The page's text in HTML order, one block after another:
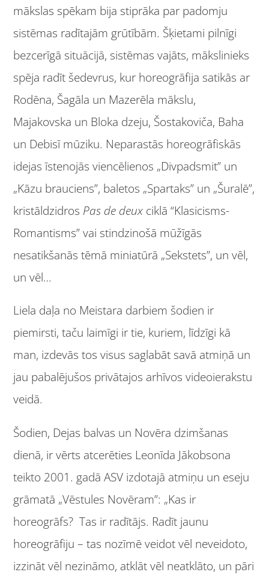
mākslas spēkam bija stiprāka par padomju
sistēmas radītajām grūtībām. Šķietami pilnīgi
bezcerīgā situācijā, sistēmas vajāts, mākslinieks
spēja radīt šedevrus, kur horeogrāfija satikās ar
Rodēna, Šagāla un Mazerēla mākslu,
Majakovska un Bloka dzeju, Šostakoviča, Baha
un Debisī mūziku. Neparastās horeogrāfiskās
idejas īstenojās viencēlienos „Divpadsmit” un
„Kāzu brauciens”, baletos „Spartaks” un „Šuralē”,
kristāldzidros Pas de deux ciklā “Klasicisms-
Romantisms” vai stindzinošā mūžīgās
nesatikšanās tēmā miniatūrā „Sekstets”, un vēl,
un vēl…
Liela daļa no Meistara darbiem šodien ir
piemirsti, taču laimīgi ir tie, kuriem, līdzīgi kā
man, izdevās tos visus saglabāt savā atmiņā un
jau pabalējušos privātajos arhīvos videoierakstu
veidā.
Šodien, Dejas balvas un Novēra dzimšanas
dienā, ir vērts atcerēties Leonīda Jākobsona
teikto 2001. gadā ASV izdotajā atmiņu un eseju
grāmatā „Vēstules Novēram”: „Kas ir
horeogrāfs? Tas ir radītājs. Radīt jaunu
horeogrāfiju – tas nozīmē veidot vēl neveidoto,
izzināt vēl nezināmo, atklāt vēl neatklāto, un pāri